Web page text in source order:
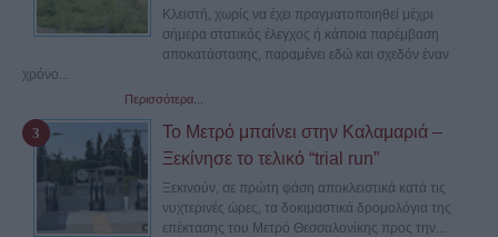
Κλειστή, χωρίς να έχει πραγματοποιηθεί μέχρι
σήμερα στατικός έλεγχος ή κάποια παρέμβαση
αποκατάστασης, παραμένει εδώ και σχεδόν έναν
χρόνο...
Περισσότερα...
Το Μετρό μπαίνει στην Καλαμαριά –
Ξεκίνησε το τελικό “trial run”
Ξεκινούν, σε πρώτη φάση αποκλειστικά κατά τις
νυχτερινές ώρες, τα δοκιμαστικά δρομολόγια της
επέκτασης του Μετρό Θεσσαλονίκης προς την...